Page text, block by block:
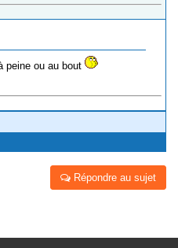
peine ou au bout
Répondre au sujet